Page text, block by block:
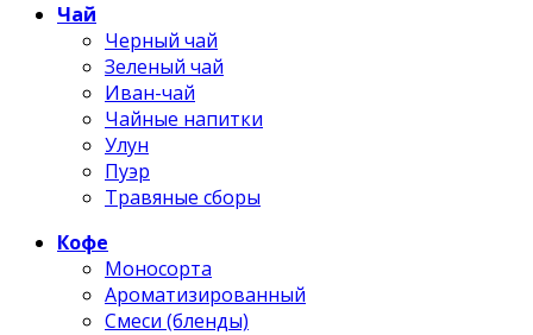
Чай
Черный чай
Зеленый чай
Иван-чай
Чайные напитки
Улун
Пуэр
Травяные сборы
Кофе
Моносорта
Ароматизированный
Смеси (бленды)